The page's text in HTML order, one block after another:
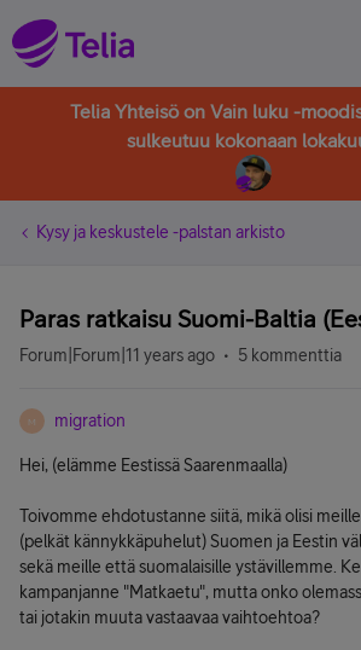
Telia Yhteisö on Vain luku -
sulkeutuu kokonaan
Kysy ja keskustele -palstan arkisto
Paras ratkaisu Suomi-Baltia
Forum|Forum|11 years ago 5 kommenttia
M migration
Hei, (elämme Eestissä Saarenmaalla)
Toivomme ehdotustanne siitä, mikä olisi
(pelkät kännykkäpuhelut) Suomen ja Eestin
sekä meille että suomalaisille ystävillemme.
kampanjanne "Matkaetu", mutta onko
tai jotakin muuta vastaavaa vaihtoehtoa?